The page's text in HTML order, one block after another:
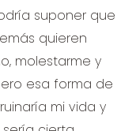
suponer que
quieren
molestarme y
esa forma de
mi vida y